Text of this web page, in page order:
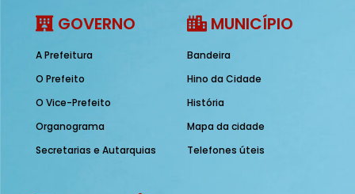
GOVERNO
A Prefeitura
O Prefeito
O Vice-Prefeito
Organograma
Secretarias e Autarquias
MUNICÍPIO
Bandeira
Hino da Cidade
História
Mapa da cidade
Telefones úteis